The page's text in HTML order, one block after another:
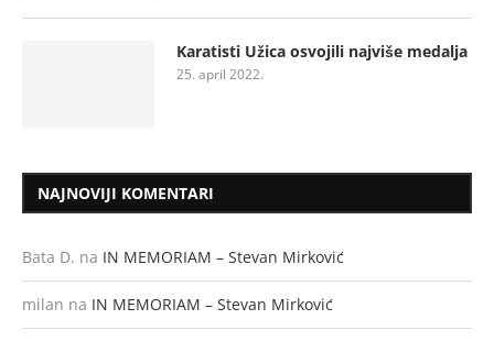
Karatisti Užica osvojili najviše medalja
25. april 2022.
NAJNOVIJI KOMENTARI
Bata D. na IN MEMORIAM – Stevan Mirković
milan na IN MEMORIAM – Stevan Mirković